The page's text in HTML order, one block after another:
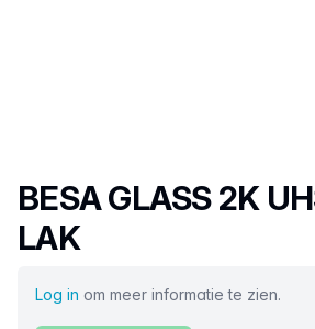
Productnaam
BESA GLASS 2K
LAK
Log in om meer informatie te zien.